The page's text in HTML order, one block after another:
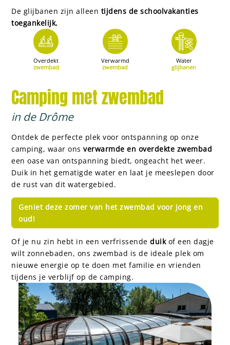
De glijbanen zijn alleen tijdens de schoolvakanties
toegankelijk.
Overdekt
zwembad
Verwarmd
zwembad
Water
glijbanen
Camping met zwembad
in de Drôme
Ontdek de perfecte plek voor ontspanning op onze
camping, waar onsverwarmde en overdekte zwembad
een oase van ontspanning biedt, ongeacht het weer.
Duik in het gematigde water en laat je meeslepen door
de rust van dit watergebied.
Geniet deze zomer van het zwembad voor jong en
oud!
Of je nu zin hebt in een verfrissendeduik of een dagje
wilt zonnebaden, ons zwembad is de ideale plek om
nieuwe energie op te doen met familie en vrienden
tijdens je verblijf op de camping.